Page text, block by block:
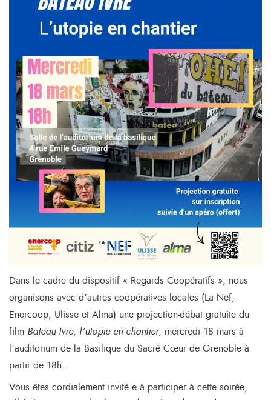
Dans le cadre du dispositif « Regards Coopératifs », nous
organisons avec d’autres coopératives locales (La Nef,
Enercoop, Ulisse et Alma) une projection-débat gratuite du
film Bateau Ivre, l’utopie en chantier, mercredi 18 mars à
l’auditorium de la Basilique du Sacré Cœur de Grenoble à
partir de 18h.
Vous êtes cordialement invité·e à participer à cette soirée,